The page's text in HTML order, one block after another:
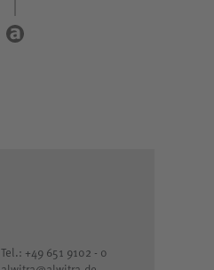
Tel.: +49 651 9102 - 0